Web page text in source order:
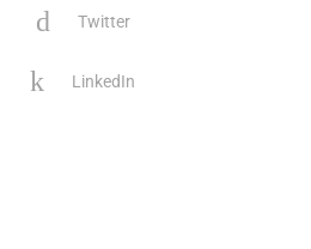
Twitter
LinkedIn